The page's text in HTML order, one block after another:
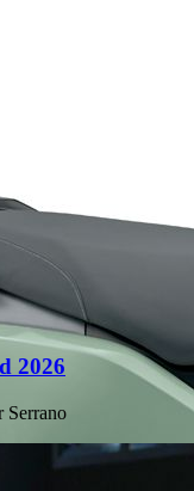
2026
Serrano